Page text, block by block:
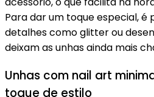
Para dar um toque especial, é
detalhes como glitter ou
deixam as unhas ainda mais
Unhas com nail art
toque de estilo